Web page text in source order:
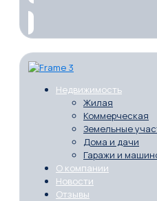
Недвижимость
Жилая
Коммерческая
Земельные
Дома и дачи
Гаражи и
О компании
Новости
Отзывы